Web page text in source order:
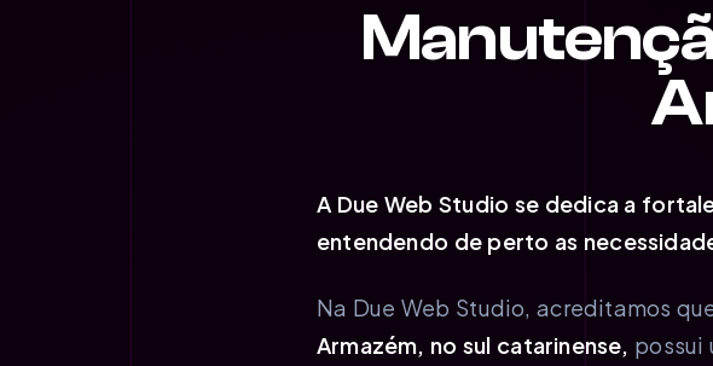
A Due Web Studio se dedica a
entendendo de perto as
Na Due Web Studio, acreditamos
Armazém, no sul catarinense, possui